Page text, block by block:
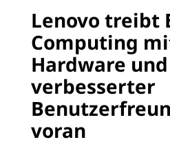
Lenovo treibt
Computing
Hardware und
verbesserter
voran